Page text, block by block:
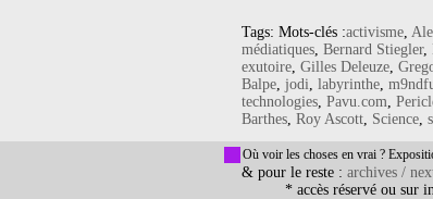
Tags: Mots-clés :activisme,
médiatiques, Bernard Stiegler,
exutoire, Gilles Deleuze,
Balpe, jodi, labyrinthe,
technologies, Pavu.com,
Barthes, Roy Ascott, Science,
Où voir les choses en vrai ?
& pour le reste : archives /
* accès réservé ou sur